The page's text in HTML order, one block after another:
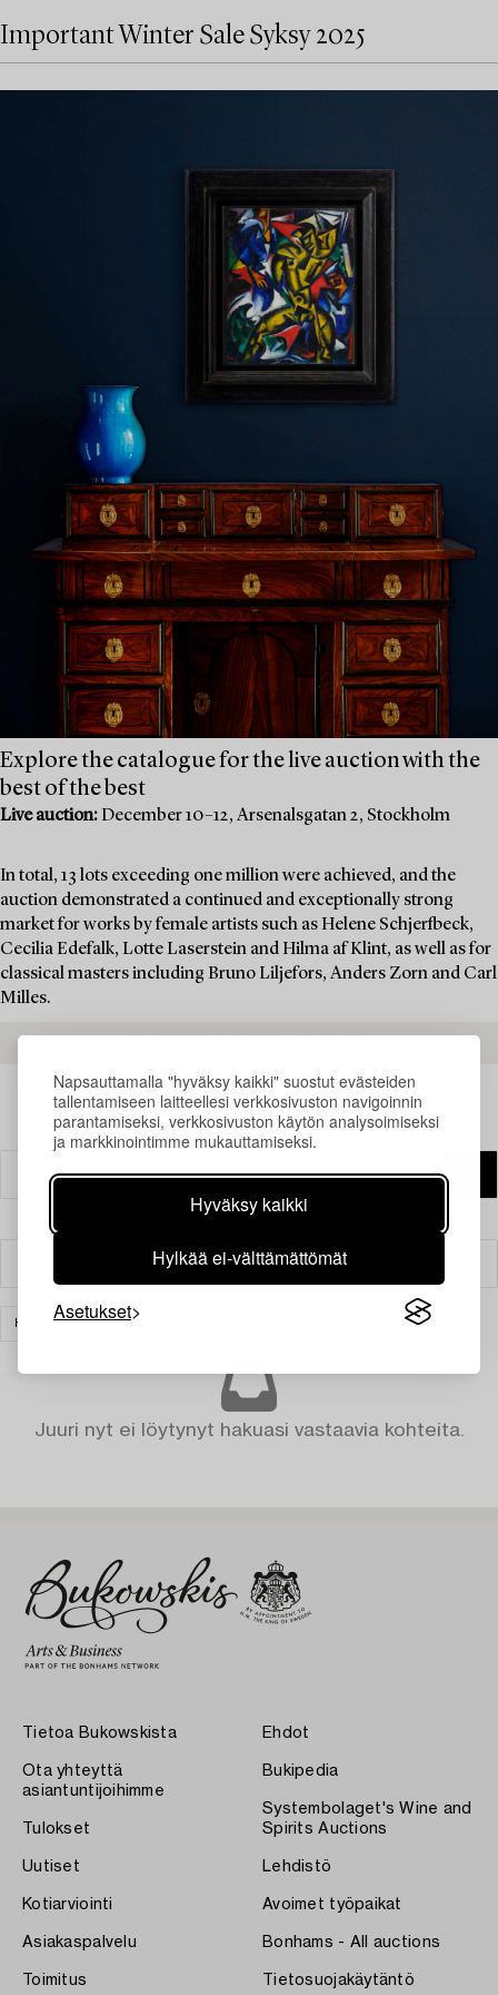
Napsauttamalla "hyväksy kaikki" suostut evästeiden
tallentamiseen laitteellesi verkkosivuston navigoinnin
parantamiseksi, verkkosivuston käytön analysoimiseksi
ja markkinointimme mukauttamiseksi.
Hyväksy kaikki
Hylkää ei-välttämättömät
Asetukset
Important Winter Sale Syksy 2025
Explore the catalogue for the live auction with the
best of the best
Live auction: December 10–12, Arsenalsgatan 2, Stockholm
In total, 13 lots exceeding one million were achieved, and the
auction demonstrated a continued and exceptionally strong
market for works by female artists such as Helene Schjerfbeck,
Cecilia Edefalk, Lotte Laserstein and Hilma af Klint, as well as for
classical masters including Bruno Liljefors, Anders Zorn and Carl
Milles.
Suodatin
HOPEA JA ARVOESINEET
Juuri nyt ei löytynyt hakuasi vastaavia kohteita.
Tietoa Bukowskista
Ota yhteyttä
asiantuntijoihimme
Tulokset
Uutiset
Kotiarviointi
Asiakaspalvelu
Toimitus
Ehdot
Bukipedia
Systembolaget's Wine and
Spirits Auctions
Lehdistö
Avoimet työpaikat
Bonhams - All auctions
Tietosuojakäytäntö